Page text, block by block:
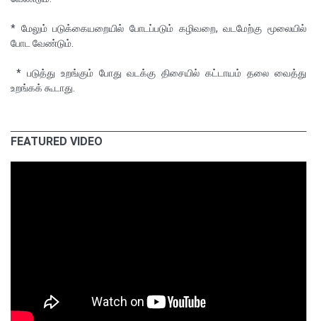
* மேலும் படுக்கையறையில் போடப்படும் கழிவறை, வடமேற்கு மூலையில்
போட வேண்டும்.
* படுத்து உறங்கும் போது வடக்கு திசையில் கட்டாயம் தலை வைத்து
உறங்கக் கூடாது.
FEATURED VIDEO